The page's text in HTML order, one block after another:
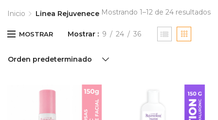
Inicio Linea Rejuvenece Mostrando 1–12 de 24 resultados
MOSTRAR Mostrar 9 24 36
Orden predeterminado